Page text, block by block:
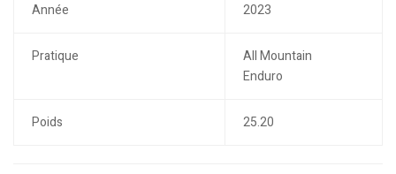
Année 2023
Pratique
All Mountain
Enduro
Poids 25.20